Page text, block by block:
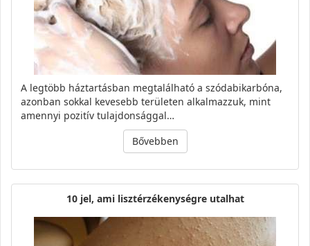
A legtöbb háztartásban megtalálható a szódabikarbóna,
azonban sokkal kevesebb területen alkalmazzuk, mint
amennyi pozitív tulajdonsággal…
Bővebben
10 jel, ami lisztérzékenységre utalhat